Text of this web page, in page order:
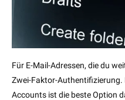
Für E-Mail-Adressen, die du
Zwei-Faktor-Authentifizierung.
Accounts ist die beste Option